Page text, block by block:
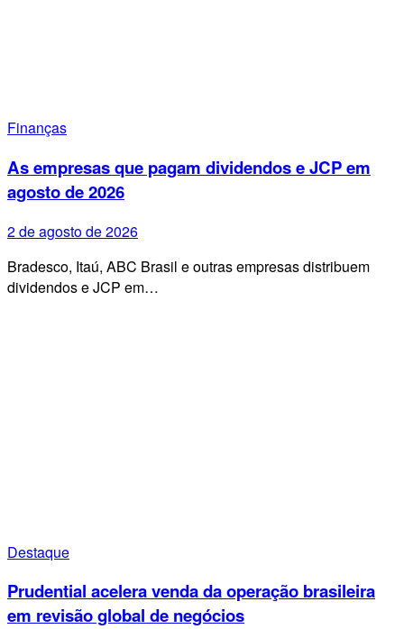
Finanças
As empresas que pagam dividendos e JCP em
agosto de 2026
2 de agosto de 2026
Bradesco, Itaú, ABC Brasil e outras empresas distribuem
dividendos e JCP em…
Destaque
Prudential acelera venda da operação brasileira
em revisão global de negócios